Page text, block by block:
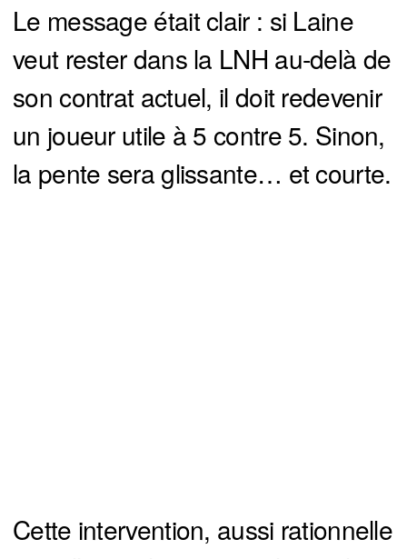
Le message était clair : si Laine
veut rester dans la LNH au-delà de
son contrat actuel, il doit redevenir
un joueur utile à 5 contre 5. Sinon,
la pente sera glissante… et courte.
Cette intervention, aussi rationnelle